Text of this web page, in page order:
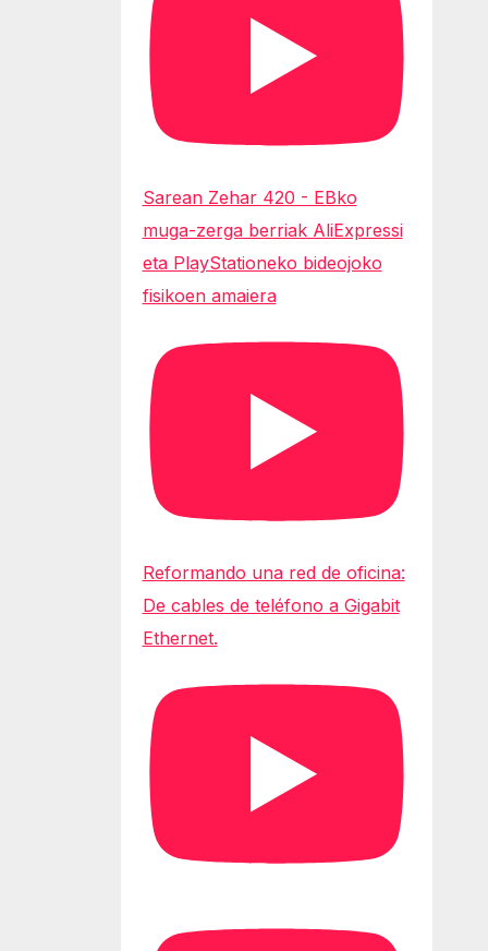
Sarean Zehar 420 - EBko
muga-zerga berriak AliExpressi
eta PlayStationeko bideojoko
fisikoen amaiera
Reformando una red de oficina:
De cables de teléfono a Gigabit
Ethernet.